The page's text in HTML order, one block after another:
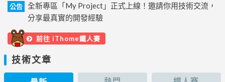
公告
全新專區「My Project」正式上線！邀請你用技術交流，
分享最真實的開發經驗
前往 iThome鐵人賽
技術文章